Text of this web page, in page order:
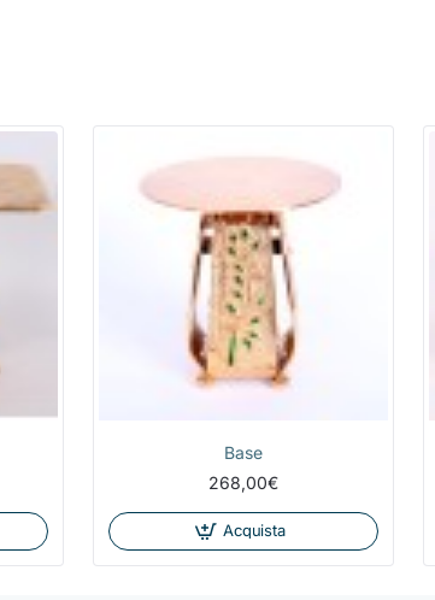
Base
268,00€
Acquista